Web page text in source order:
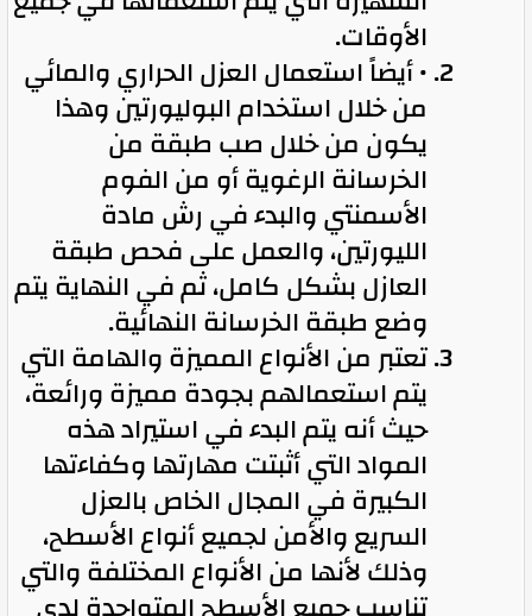
الأوقات.
• أيضاً استعمال العزل الحراري والمائي
من خلال استخدام البوليورتين وهذا
يكون من خلال صب طبقة من
الخرسانة الرغوية أو من الفوم
الأسمنتي والبدء في رش مادة
الليورتين، والعمل على فحص طبقة
العازل بشكل كامل، ثم في النهاية يتم
وضع طبقة الخرسانة النهائية.
تعتبر من الأنواع المميزة والهامة التي
يتم استعمالهم بجودة مميزة ورائعة،
حيث أنه يتم البدء في استيراد هذه
المواد التي أثبتت مهارتها وكفاءتها
الكبيرة في المجال الخاص بالعزل
السريع والأمن لجميع أنواع الأسطح،
وذلك لأنها من الأنواع المختلفة والتي